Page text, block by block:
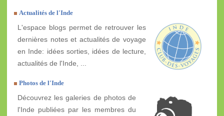
Actualités de l'Inde
L'espace blogs permet de retrouver les
dernières notes et actualités de voyage
en Inde: idées sorties, idées de lecture,
actualités de l'Inde, ...
Photos de l'Inde
Découvrez les galeries de photos de
l'Inde publiées par les membres du